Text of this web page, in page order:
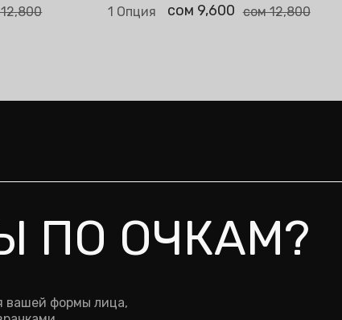
1 Опция
сом 9,600 сом 12,800
ПО ОЧКАМ?
вашей формы лица,